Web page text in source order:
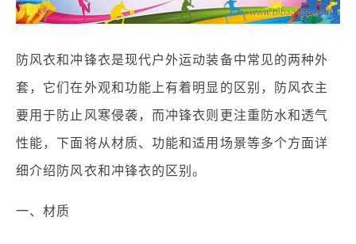
防风衣和冲锋衣是现代户外运动装备中常见的两种外
套，它们在外观和功能上有着明显的区别，防风衣主
要用于防止风寒侵袭，而冲锋衣则更注重防水和透气
性能，下面将从材质、功能和适用场景等多个方面详
细介绍防风衣和冲锋衣的区别。
一、材质